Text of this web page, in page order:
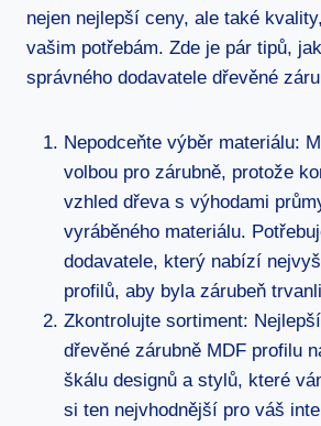
nejen nejlepší ceny, ale také
vašim potřebám. Zde je pár tipů,
správného dodavatele dřevěné
Nepodceňte výběr materiálu:
volbou pro zárubně, protože
vzhled dřeva s výhodami
vyráběného materiálu.
dodavatele, který nabízí
profilů, aby byla zárubeň
Zkontrolujte sortiment:
dřevěné zárubně MDF profilu
škálu designů a stylů, které
si ten nejvhodnější pro váš